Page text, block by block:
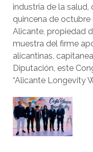
industria de la salud,
quincena de octubre
Alicante, propiedad
muestra del firme
alicantinas,
Diputación, este
“Alicante Longevity